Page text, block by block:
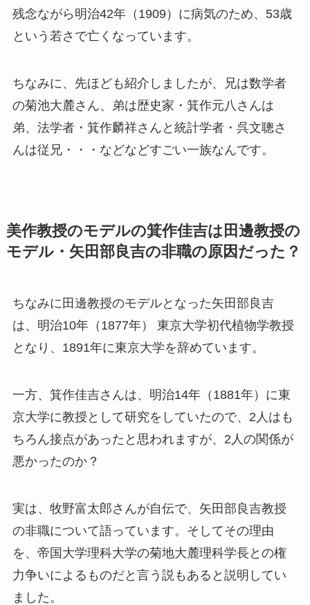
残念ながら 明治42年（1909）に病気のため、53歳
という若さで亡くなっています。
ちなみに、先ほども紹介しましたが、兄は数学者
の菊池大麓さん、弟は歴史家 ・ 箕作元八さんは
弟、法学者・箕作麟祥さんと統計学者・呉文聰さ
んは従兄・・・などなどすごい一族なんです。
美作教授のモデルの箕作佳吉は田邊教授の
モデル・ 矢田部良吉の非職の原因だった？
ちなみに田邊教授のモデルとなった矢田部良吉
は、明治10年（1877年） 東京大学初代植物学教授
となり、1891年に東京大学を辞めています。
一方、箕作佳吉さんは、 明治14年（1881年）に東
京大学に教授として研究をしていたので、2人はも
ちろん接点があったと思われますが、2人の関係が
悪かったのか？
実は、牧野富太郎さんが自伝で、矢田部良吉教授
の非職について語っています。そしてその理由
を、帝国大学理科大学の菊地大麓理科学長との権
力争いによるものだと言う説もあると説明してい
ました。